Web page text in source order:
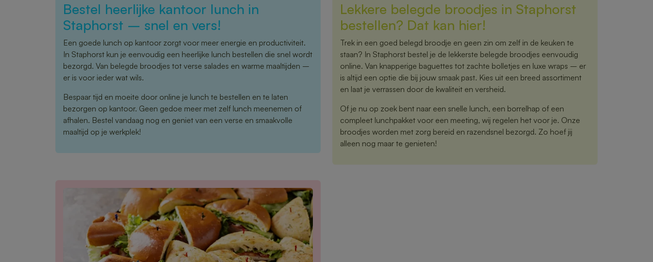
Bestel heerlijke kantoor lunch in
Staphorst – snel en vers!
Een goede lunch op kantoor zorgt voor meer energie en productiviteit.
In Staphorst kun je eenvoudig een heerlijke lunch bestellen die snel wordt
bezorgd. Van belegde broodjes tot verse salades en warme maaltijden –
er is voor ieder wat wils.
Bespaar tijd en moeite door online je lunch te bestellen en te laten
bezorgen op kantoor. Geen gedoe meer met zelf lunch meenemen of
afhalen. Bestel vandaag nog en geniet van een verse en smaakvolle
maaltijd op je werkplek!
Lekkere belegde broodjes in Staphorst
bestellen? Dat kan hier!
Trek in een goed belegd broodje en geen zin om zelf in de keuken te
staan? In Staphorst bestel je de lekkerste belegde broodjes eenvoudig
online. Van knapperige baguettes tot zachte bolletjes en luxe wraps – er
is altijd een optie die bij jouw smaak past. Kies uit een breed assortiment
en laat je verrassen door de kwaliteit en versheid.
Of je nu op zoek bent naar een snelle lunch, een borrelhap of een
compleet lunchpakket voor een meeting, wij regelen het voor je. Onze
broodjes worden met zorg bereid en razendsnel bezorgd. Zo hoef jij
alleen nog maar te genieten!